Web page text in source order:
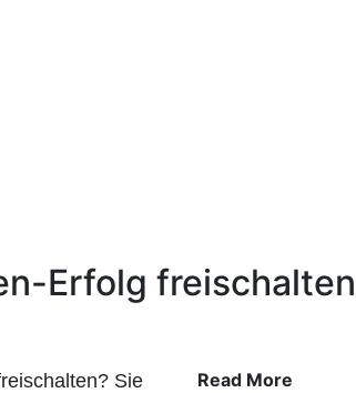
Erfolg freischalten
Sie
Read More